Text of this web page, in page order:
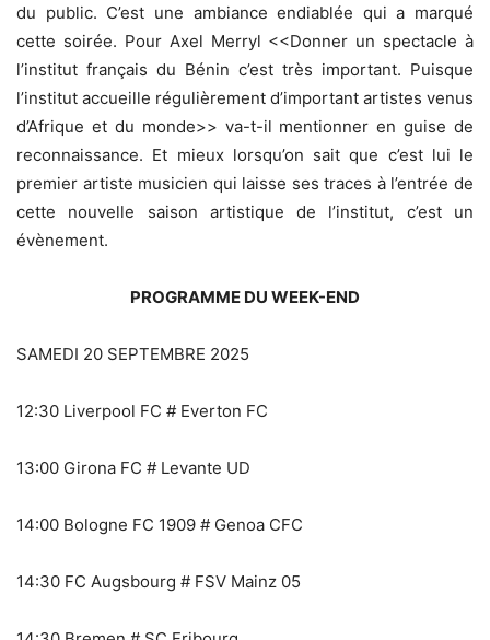
du public. C’est une ambiance endiablée qui a marqué
cette soirée. Pour Axel Merryl <<Donner un spectacle à
l’institut français du Bénin c’est très important. Puisque
l’institut accueille régulièrement d’important artistes venus
d’Afrique et du monde>> va-t-il mentionner en guise de
reconnaissance. Et mieux lorsqu’on sait que c’est lui le
premier artiste musicien qui laisse ses traces à l’entrée de
cette nouvelle saison artistique de l’institut, c’est un
évènement.
PROGRAMME DU WEEK-END
SAMEDI 20 SEPTEMBRE 2025
12:30 Liverpool FC # Everton FC
13:00 Girona FC # Levante UD
14:00 Bologne FC 1909 # Genoa CFC
14:30 FC Augsbourg # FSV Mainz 05